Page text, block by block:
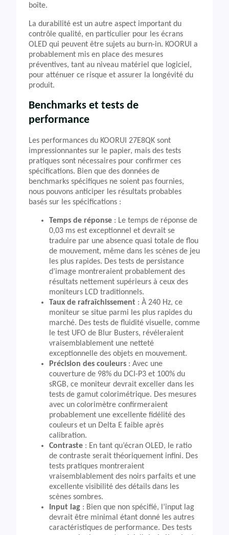
boîte.
La durabilité est un autre aspect important du
contrôle qualité, en particulier pour les écrans
OLED qui peuvent être sujets au burn-in. KOORUI a
probablement mis en place des mesures
préventives, tant au niveau matériel que logiciel,
pour atténuer ce risque et assurer la longévité du
produit.
Benchmarks et tests de
performance
Les performances du KOORUI 27E8QK sont
impressionnantes sur le papier, mais des tests
pratiques sont nécessaires pour confirmer ces
spécifications. Bien que des données de
benchmarks spécifiques ne soient pas fournies,
nous pouvons anticiper les résultats probables
basés sur les spécifications :
Temps de réponse : Le temps de réponse de
0,03 ms est exceptionnel et devrait se
traduire par une absence quasi totale de flou
de mouvement, même dans les scènes de jeu
les plus rapides. Des tests de persistance
d’image montreraient probablement des
résultats nettement supérieurs à ceux des
moniteurs LCD traditionnels.
Taux de rafraîchissement : À 240 Hz, ce
moniteur se situe parmi les plus rapides du
marché. Des tests de fluidité visuelle, comme
le test UFO de Blur Busters, révéleraient
vraisemblablement une netteté
exceptionnelle des objets en mouvement.
Précision des couleurs : Avec une
couverture de 98% du DCI-P3 et 100% du
sRGB, ce moniteur devrait exceller dans les
tests de gamut colorimétrique. Des mesures
avec un colorimètre confirmeraient
probablement une excellente fidélité des
couleurs et un Delta E faible après
calibration.
Contraste : En tant qu’écran OLED, le ratio
de contraste serait théoriquement infini. Des
tests pratiques montreraient
vraisemblablement des noirs parfaits et une
excellente visibilité des détails dans les
scènes sombres.
Input lag : Bien que non spécifié, l’input lag
devrait être minimal étant donné les autres
caractéristiques de performance. Des tests